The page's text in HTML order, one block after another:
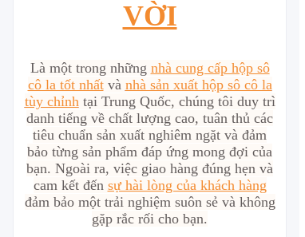
VỜI
Là một trong những nhà cung cấp hộp sô
cô la tốt nhấtvà nhà sản xuất hộp sô cô la
tùy chỉnhtại Trung Quốc, chúng tôi duy trì
danh tiếng về chất lượng cao, tuân thủ các
tiêu chuẩn sản xuất nghiêm ngặt và đảm
bảo từng sản phẩm đáp ứng mong đợi của
bạn. Ngoài ra, việc giao hàng đúng hẹn và
cam kết đến sự hài lòng của khách hàng
đảm bảo một trải nghiệm suôn sẻ và không
gặp rắc rối cho bạn.